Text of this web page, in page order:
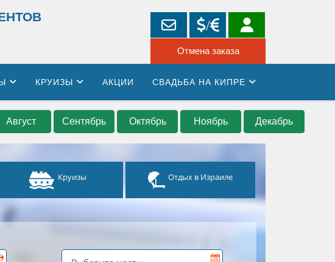
КРУИЗЫ АКЦИИ СВАДЬБА НА КИПРЕ
Август Сентябрь Октябрь Ноябрь Декабрь
Круизы Отдых в Израиле